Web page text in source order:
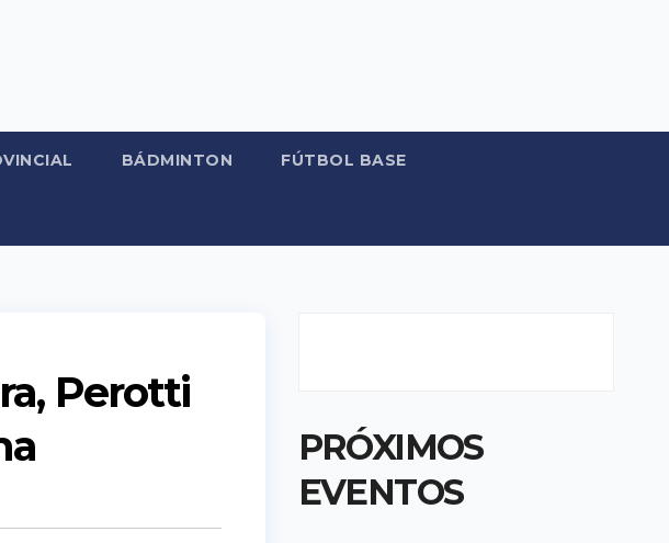
BÁDMINTON FÚTBOL BASE
Perotti
PRÓXIMOS
EVENTOS